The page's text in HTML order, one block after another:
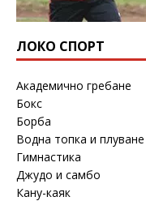
ЛОКО СПОРТ
Академично гребане
Бокс
Борба
Водна топка и плуване
Гимнастика
Джудо и самбо
Кану-каяк